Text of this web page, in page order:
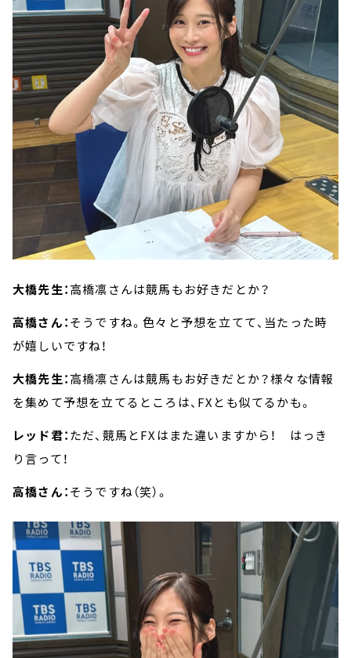
大橋先生：高橋凛さんは競馬もお好きだとか？
高橋さん：そうですね。色々と予想を立てて、当たった時
が嬉しいですね！
大橋先生：高橋凛さんは競馬もお好きだとか？様々な情報
を集めて予想を立てるところは、FXとも似てるかも。
レッド君：ただ、競馬とFXはまた違いますから！ はっき
り言って！
高橋さん：そうですね（笑）。